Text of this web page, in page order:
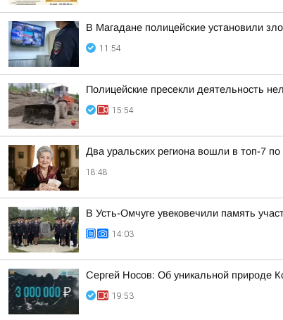
В Магадане полицейские установили
11:54
Полицейские пресекли деятельность
15:54
Два уральских региона вошли в топ-7 по
18:48
В Усть-Омчуге увековечили память
14:03
Сергей Носов: Об уникальной природе
19:53